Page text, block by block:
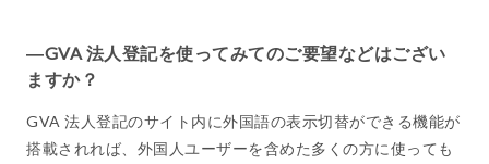
―GVA 法人登記を使ってみてのご要望などはござい
ますか？
GVA 法人登記のサイト内に外国語の表示切替ができる機能が
搭載されれば、外国人ユーザーを含めた多くの方に使っても